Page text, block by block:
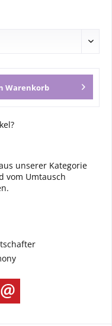
Warenkorb
unserer Kategorie
vom Umtausch